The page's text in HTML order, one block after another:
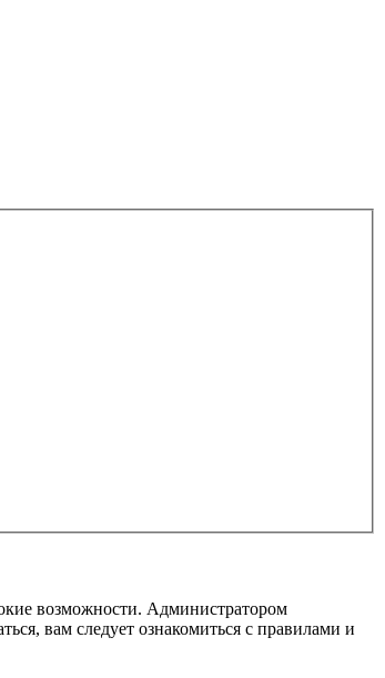
возможности. Администратором
вам следует ознакомиться с правилами и